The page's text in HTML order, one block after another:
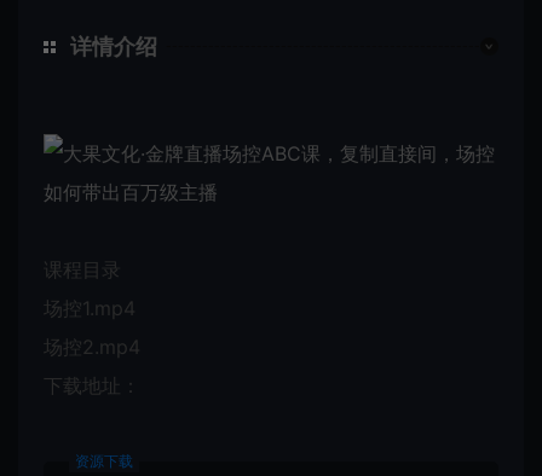
详情介绍
课程目录
场控1.mp4
场控2.mp4
下载地址：
资源下载